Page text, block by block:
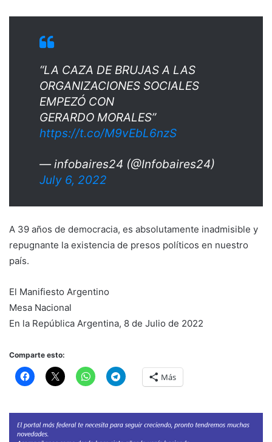
“LA CAZA DE BRUJAS A LAS
ORGANIZACIONES SOCIALES
EMPEZÓ CON
GERARDO MORALES”
https://t.co/M9vEbL6nzS
— infobaires24 (@Infobaires24)
July 6, 2022
A 39 años de democracia, es absolutamente inadmisible y
repugnante la existencia de presos políticos en nuestro
país.
El Manifiesto Argentino
Mesa Nacional
En la República Argentina, 8 de Julio de 2022
Comparte esto:
Más